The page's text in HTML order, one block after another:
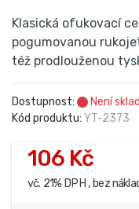
Klasická ofukovací
pogumovanou
též prodlouženou
Dostupnost: Není
Kód produktu: YT-2373
106 Kč
vč. 21% DPH , bez